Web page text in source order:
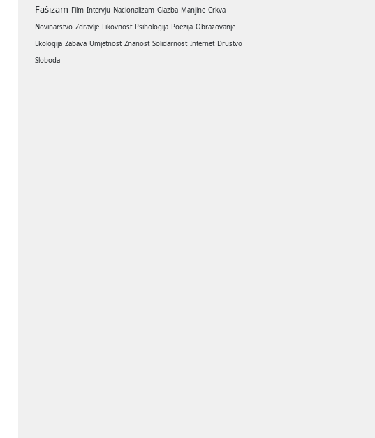
Fašizam Film Intervju Nacionalizam Glazba Manjine Crkva
Novinarstvo Zdravlje Likovnost Psihologija Poezija Obrazovanje
Ekologija Zabava Umjetnost Znanost Solidarnost Internet Drustvo
Sloboda